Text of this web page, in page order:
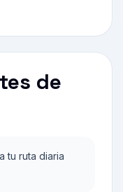
de
tu ruta diaria